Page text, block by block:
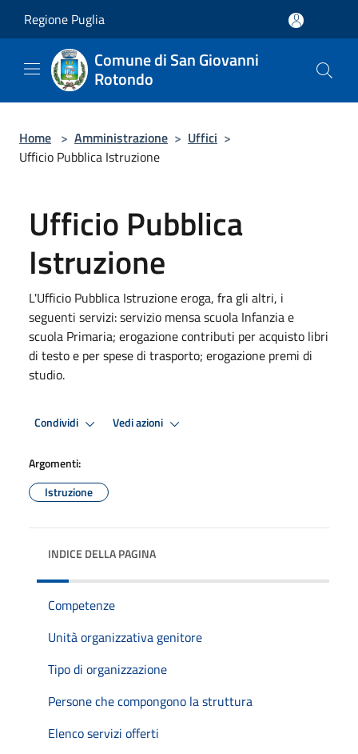
Regione Puglia
Comune di San Giovanni
Rotondo
Home > Amministrazione > Uffici >
Ufficio Pubblica Istruzione
Ufficio Pubblica
Istruzione
L'Ufficio Pubblica Istruzione eroga, fra gli altri, i
seguenti servizi: servizio mensa scuola Infanzia e
scuola Primaria; erogazione contributi per acquisto libri
di testo e per spese di trasporto; erogazione premi di
studio.
Condividi Vedi azioni
Argomenti:
Istruzione
INDICE DELLA PAGINA
Competenze
Unità organizzativa genitore
Tipo di organizzazione
Persone che compongono la struttura
Elenco servizi offerti